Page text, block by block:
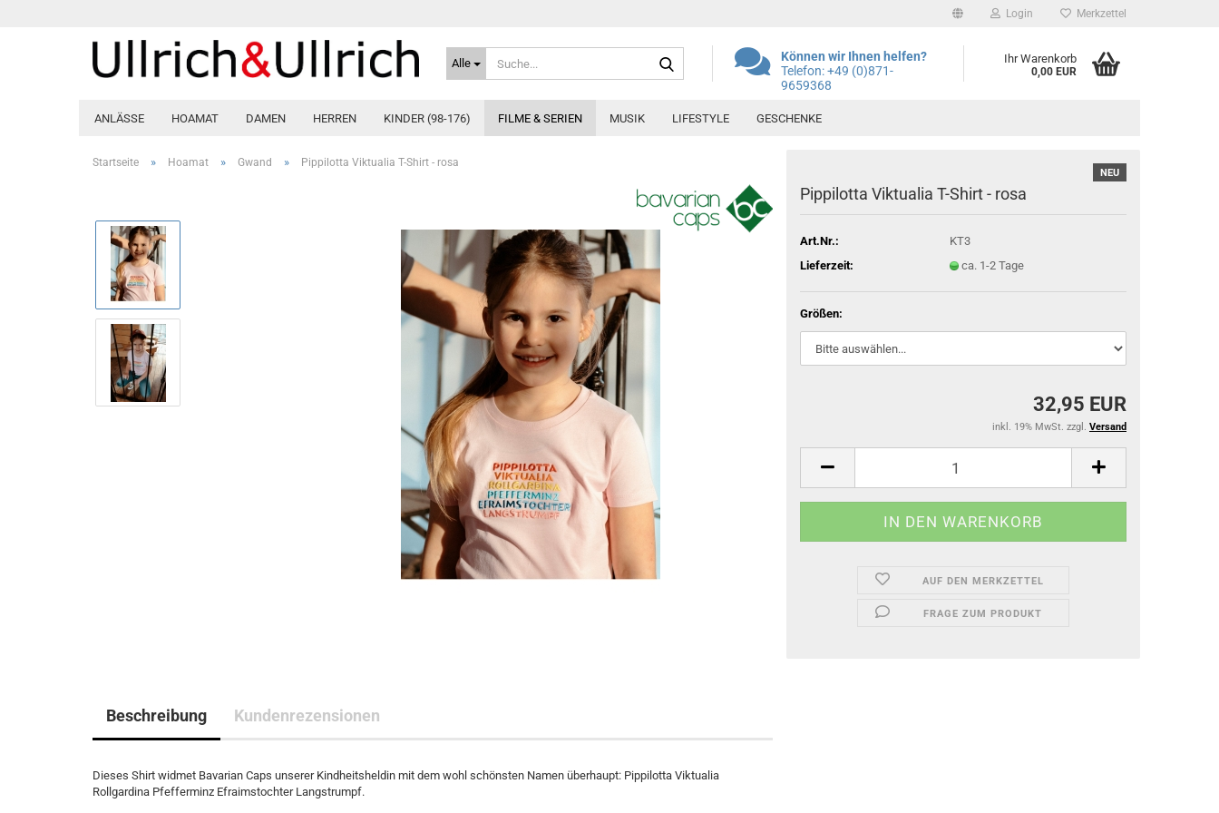
Login Merkzettel
Alle
Können wir Ihnen helfen?
Telefon: +49 (0)871-
9659368
Ihr Warenkorb
0,00 EUR
ANLÄSSE HOAMAT DAMEN HERREN KINDER (98-176) FILME & SERIEN MUSIK LIFESTYLE GESCHENKE
Startseite » Hoamat » Gwand » Pippilotta Viktualia T-Shirt - rosa
NEU
Pippilotta Viktualia T-Shirt - rosa
Art.Nr.:
KT3
Lieferzeit:
ca. 1-2 Tage
Größen:
32,95 EUR
inkl. 19% MwSt. zzgl. Versand
AUF DEN MERKZETTEL
FRAGE ZUM PRODUKT
Beschreibung Kundenrezensionen
Dieses Shirt widmet Bavarian Caps unserer Kindheitsheldin mit dem wohl schönsten Namen überhaupt: Pippilotta Viktualia
Rollgardina Pfefferminz Efraimstochter Langstrumpf.